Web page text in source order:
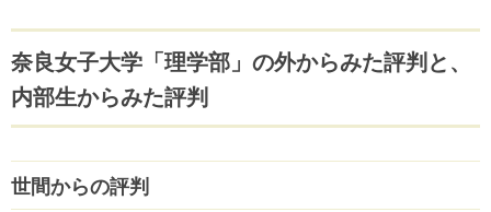
奈良女子大学「理学部」の外からみた評判と、
内部生からみた評判
世間からの評判